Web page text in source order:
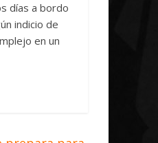
días a bordo
indicio de
en un